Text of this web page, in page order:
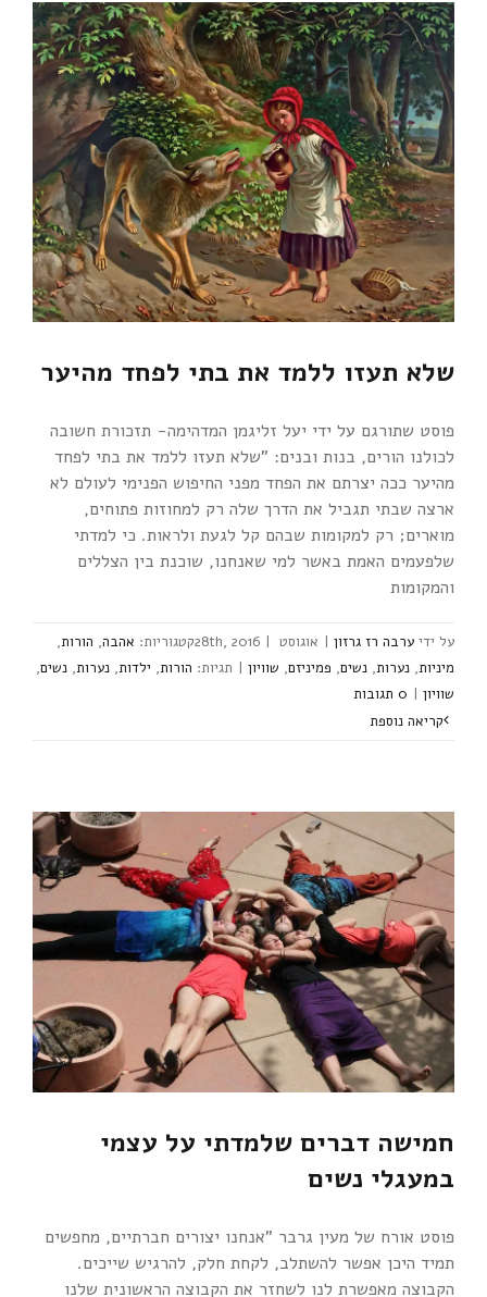
שלא תעזו ללמד את בתי לפחד מהיער
פוסט שתורגם על ידי יעל זליגמן המדהימה- תזכורת חשובה
לכולנו הורים, בנות ובנים: "שלא תעזו ללמד את בתי לפחד
מהיער ככה יצרתם את הפחד מפני החיפוש הפנימי לעולם לא
ארצה שבתי תגביל את הדרך שלה רק למחוזות פתוחים,
מוארים; רק למקומות שבהם קל לגעת ולראות. כי למדתי
שלפעמים האמת באשר למי שאנחנו, שוכנת בין הצללים
והמקומות
ערבה רז גרזון | אוגוסט 28th, 2016 | אהבה, הורות,
מיניות, נערות, נשים, פמיניזם, שוויון | הורות, ילדות, נערות, נשים,
שוויון | ‎0 תגובות
חמישה דברים שלמדתי על עצמי
במעגלי נשים
פוסט אורח של מעין גרבר "אנחנו יצורים חברתיים, מחפשים
תמיד היכן אפשר להשתלב, לקחת חלק, להרגיש שייכים.
הקבוצה מאפשרת לנו לשחזר את הקבוצה הראשונית שלנו